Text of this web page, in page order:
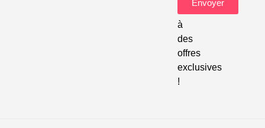
à
des
offres
exclusives
!
Envoyer